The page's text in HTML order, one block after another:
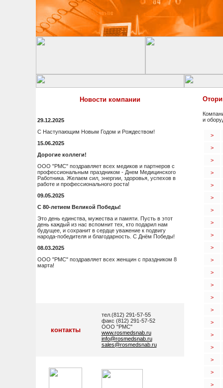
Новости компании
29.12.2025
С Наступающим Новым Годом и Рождеством!
15.06.2025
Дорогие коллеги!
ООО "РМС" поздравляет всех медиков и партнеров с
профессиональным праздником - Днем Медицинского
Работника. Желаем сил, энергии, здоровья, успехов в
работе и профессионального роста!
09.05.2025
С 80-летием Великой Победы!
Это день единства, мужества и памяти. Пусть в этот
день каждый из нас вспомнит тех, кто подарил нам
будущее, и сохранит в сердце уважение к подвигу
народа-победителя и благодарность. С Днём Победы!
08.03.2025
ООО "РМС" поздравляет всех женщин с праздником 8
марта!
контакты
тел.(812) 291-57-55
факс (812) 291-57-52
ООО "РМС"
www.rosmedsnab.ru
info@rosmedsnab.ru
sales@rosmedsnab.ru
и
>
>
>
>
>
>
>
>
>
>
>
>
>
>
>
>
>
>
>
>
>